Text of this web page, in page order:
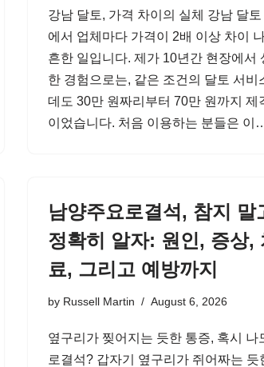
강남 달토, 가격 차이의 실체 강남 달
에서 업체마다 가격이 2배 이상 차이
흔한 일입니다. 제가 10년간 현장에서
한 경험으로는, 같은 조건의 달토 서비
데도 30만 원짜리부터 70만 원까지 제
이었습니다. 처음 이용하는 분들은 이
남양주요로결석, 참지 말
정확히 알자: 원인, 증상,
료, 그리고 예방까지
by Russell Martin August 6, 2026
옆구리가 찢어지는 듯한 통증, 혹시 나
로결석? 갑자기 옆구리가 쥐어짜는 듯